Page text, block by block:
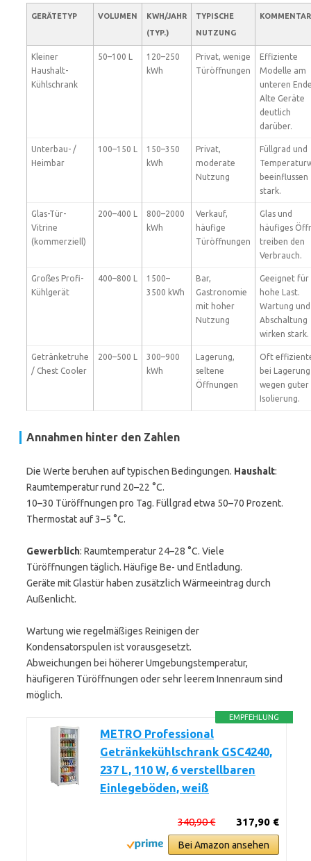
GERÄTETYP VOLUMEN
KWH/JAHR
(TYP.)
TYPISCHE
NUTZUNG
KOMMENTAR
Kleiner
Haushalt-
Kühlschrank
50–100 L
120–250
kWh
Privat, wenige
Türöffnungen
Effiziente
Modelle am
unteren
Alte Geräte
deutlich
darüber.
Unterbau- /
Heimbar
100–150 L
150–350
kWh
Privat,
moderate
Nutzung
Füllgrad und
beeinflussen
stark.
Glas-Tür-
Vitrine
(kommerziell)
200–400 L
800–2000
kWh
Verkauf,
häufige
Türöffnungen
Glas und
häufiges
treiben den
Verbrauch.
Großes Profi-
Kühlgerät
400–800 L
1500–
3500 kWh
Bar,
Gastronomie
mit hoher
Nutzung
Geeignet für
hohe Last.
Wartung und
Abschaltung
wirken stark.
Getränketruhe
/ Chest Cooler
200–500 L
300–900
kWh
Lagerung,
seltene
Öffnungen
Oft
bei Lagerung
wegen guter
Isolierung.
Annahmen hinter den Zahlen
Die Werte beruhen auf typischen Bedingungen. Haushalt:
Raumtemperatur rund 20–22 °C.
10–30 Türöffnungen pro Tag. Füllgrad etwa 50–70 Prozent.
Thermostat auf 3–5 °C.
Gewerblich: Raumtemperatur 24–28 °C. Viele
Türöffnungen täglich. Häufige Be- und Entladung.
Geräte mit Glastür haben zusätzlich Wärmeeintrag durch
Außenlicht.
Wartung wie regelmäßiges Reinigen der
Kondensatorspulen ist vorausgesetzt.
Abweichungen bei höherer Umgebungstemperatur,
häufigeren Türöffnungen oder sehr leerem Innenraum sind
möglich.
EMPFEHLUNG
METRO Professional
Getränkekühlschrank GSC4240,
237 L, 110 W, 6 verstellbaren
Einlegeböden, weiß
317,90 €
340,90 €
Bei Amazon ansehen